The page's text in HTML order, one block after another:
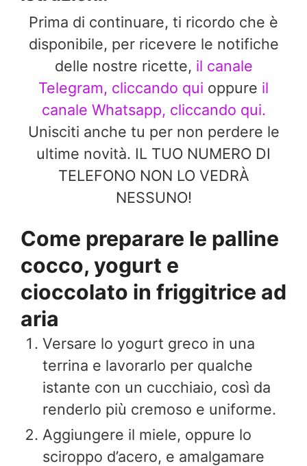
Prima di continuare, ti ricordo che è
disponibile, per ricevere le notifiche
delle nostre ricette, il canale
Telegram, cliccando qui oppure il
canale Whatsapp, cliccando qui.
Unisciti anche tu per non perdere le
ultime novità. IL TUO NUMERO DI
TELEFONO NON LO VEDRÀ
NESSUNO!
Come preparare le palline
cocco, yogurt e
cioccolato in friggitrice ad
aria
Versare lo yogurt greco in una
terrina e lavorarlo per qualche
istante con un cucchiaio, così da
renderlo più cremoso e uniforme.
Aggiungere il miele, oppure lo
sciroppo d’acero, e amalgamare